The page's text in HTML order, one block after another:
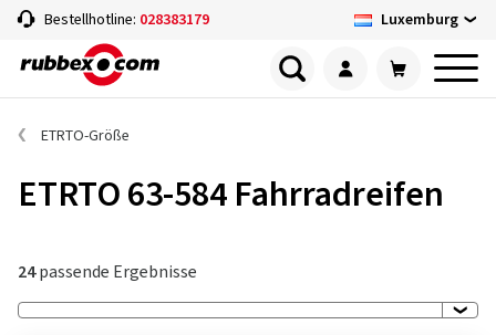
Bestellhotline: 028383179 Luxemburg
ETRTO-Größe
ETRTO 63-584 Fahrradreifen
24passende Ergebnisse